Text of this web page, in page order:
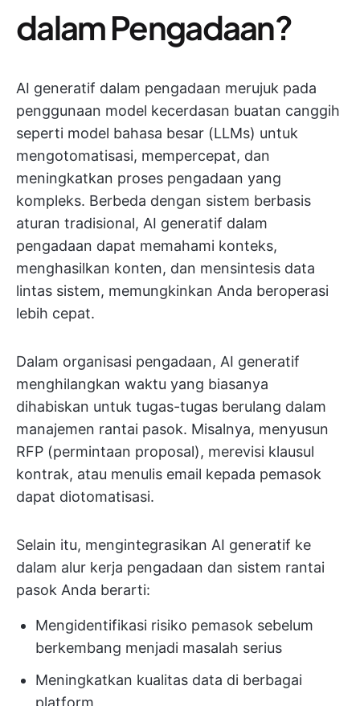
dalam Pengadaan?
AI generatif dalam pengadaan merujuk pada
penggunaan model kecerdasan buatan canggih
seperti model bahasa besar (LLMs) untuk
mengotomatisasi, mempercepat, dan
meningkatkan proses pengadaan yang
kompleks. Berbeda dengan sistem berbasis
aturan tradisional, AI generatif dalam
pengadaan dapat memahami konteks,
menghasilkan konten, dan mensintesis data
lintas sistem, memungkinkan Anda beroperasi
lebih cepat.
Dalam organisasi pengadaan, AI generatif
menghilangkan waktu yang biasanya
dihabiskan untuk tugas-tugas berulang dalam
manajemen rantai pasok. Misalnya, menyusun
RFP (permintaan proposal), merevisi klausul
kontrak, atau menulis email kepada pemasok
dapat diotomatisasi.
Selain itu, mengintegrasikan AI generatif ke
dalam alur kerja pengadaan dan sistem rantai
pasok Anda berarti:
Mengidentifikasi risiko pemasok sebelum
berkembang menjadi masalah serius
Meningkatkan kualitas data di berbagai
platform